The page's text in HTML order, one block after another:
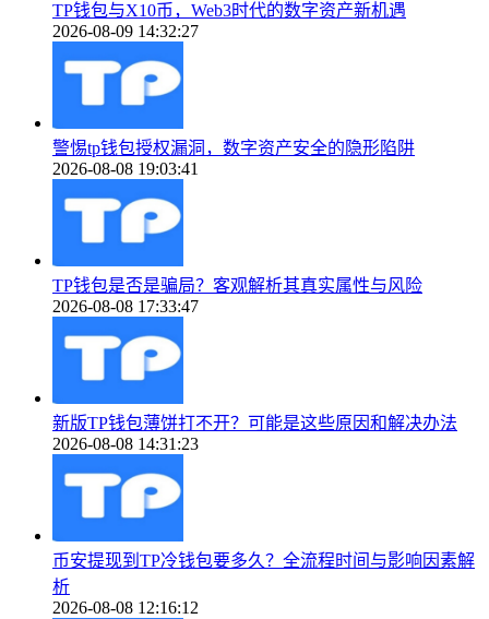
TP钱包与X10币，Web3时代的数字资产新机遇
2026-08-09 14:32:27
警惕tp钱包授权漏洞，数字资产安全的隐形陷阱
2026-08-08 19:03:41
TP钱包是否是骗局？客观解析其真实属性与风险
2026-08-08 17:33:47
新版TP钱包薄饼打不开？可能是这些原因和解决办法
2026-08-08 14:31:23
币安提现到TP冷钱包要多久？全流程时间与影响因素解
析
2026-08-08 12:16:12